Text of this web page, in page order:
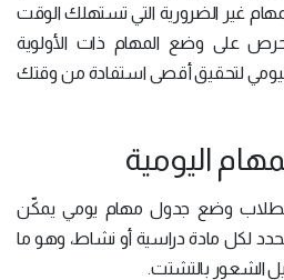
غير الضرورية التي تستهلك الوقت
على وضع المهام ذات الأولوية
لتحقيق أقصى استفادة من وقتك
للطلاب وضع جدول مهام يومي يمكّن
لكل مادة دراسية أو نشاط، وهو ما
الشعور بالتشتت.